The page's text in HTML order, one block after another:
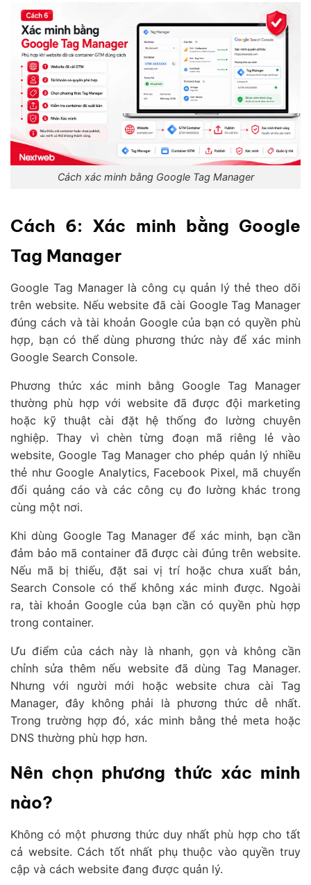
Cách xác minh bằng Google Tag Manager
Cách 6: Xác minh bằng Google
Tag Manager
Google Tag Manager là công cụ quản lý thẻ theo dõi
trên website. Nếu website đã cài Google Tag Manager
đúng cách và tài khoản Google của bạn có quyền phù
hợp, bạn có thể dùng phương thức này để xác minh
Google Search Console.
Phương thức xác minh bằng Google Tag Manager
thường phù hợp với website đã được đội marketing
hoặc kỹ thuật cài đặt hệ thống đo lường chuyên
nghiệp. Thay vì chèn từng đoạn mã riêng lẻ vào
website, Google Tag Manager cho phép quản lý nhiều
thẻ như Google Analytics, Facebook Pixel, mã chuyển
đổi quảng cáo và các công cụ đo lường khác trong
cùng một nơi.
Khi dùng Google Tag Manager để xác minh, bạn cần
đảm bảo mã container đã được cài đúng trên website.
Nếu mã bị thiếu, đặt sai vị trí hoặc chưa xuất bản,
Search Console có thể không xác minh được. Ngoài
ra, tài khoản Google của bạn cần có quyền phù hợp
trong container.
Ưu điểm của cách này là nhanh, gọn và không cần
chỉnh sửa thêm nếu website đã dùng Tag Manager.
Nhưng với người mới hoặc website chưa cài Tag
Manager, đây không phải là phương thức dễ nhất.
Trong trường hợp đó, xác minh bằng thẻ meta hoặc
DNS thường phù hợp hơn.
Nên chọn phương thức xác minh
nào?
Không có một phương thức duy nhất phù hợp cho tất
cả website. Cách tốt nhất phụ thuộc vào quyền truy
cập và cách website đang được quản lý.